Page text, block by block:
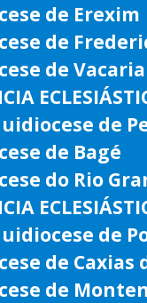
de Erexim
de
de Vacaria
de
de Bagé
do Rio
de
de Caxias
de